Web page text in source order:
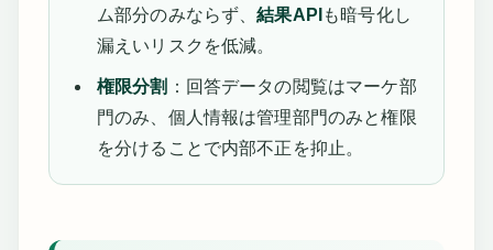
ム部分のみならず、結果API も暗号化し
漏えいリスクを低減。
権限分割 ：回答データの閲覧はマーケ部
門のみ、個人情報は管理部門のみと権限
を分けることで内部不正を抑止。